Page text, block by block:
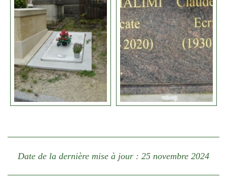
Date de la dernière mise à jour : 25 novembre 2024